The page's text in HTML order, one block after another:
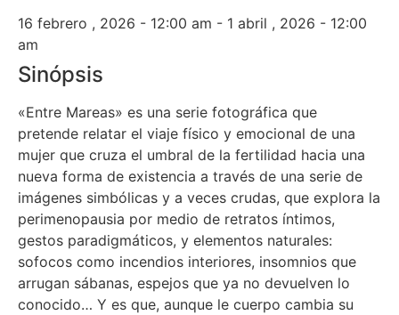
16 febrero , 2026 - 12:00 am - 1 abril , 2026 - 12:00
am
Sinópsis
«Entre Mareas» es una serie fotográfica que
pretende relatar el viaje físico y emocional de una
mujer que cruza el umbral de la fertilidad hacia una
nueva forma de existencia a través de una serie de
imágenes simbólicas y a veces crudas, que explora la
perimenopausia por medio de retratos íntimos,
gestos paradigmáticos, y elementos naturales:
sofocos como incendios interiores, insomnios que
arrugan sábanas, espejos que ya no devuelven lo
conocido… Y es que, aunque le cuerpo cambia su